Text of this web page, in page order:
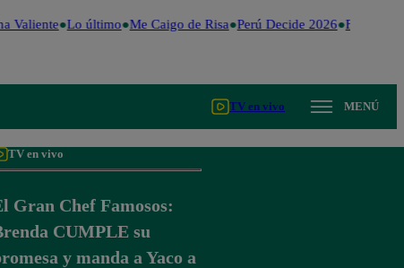
Valiente Lo último Me Caigo de Risa Perú Decide 2026 Fútbol
TV en vivo MENÚ
TV en vivo
Gran Chef Famosos:
CUMPLE su
y manda a Yaco a